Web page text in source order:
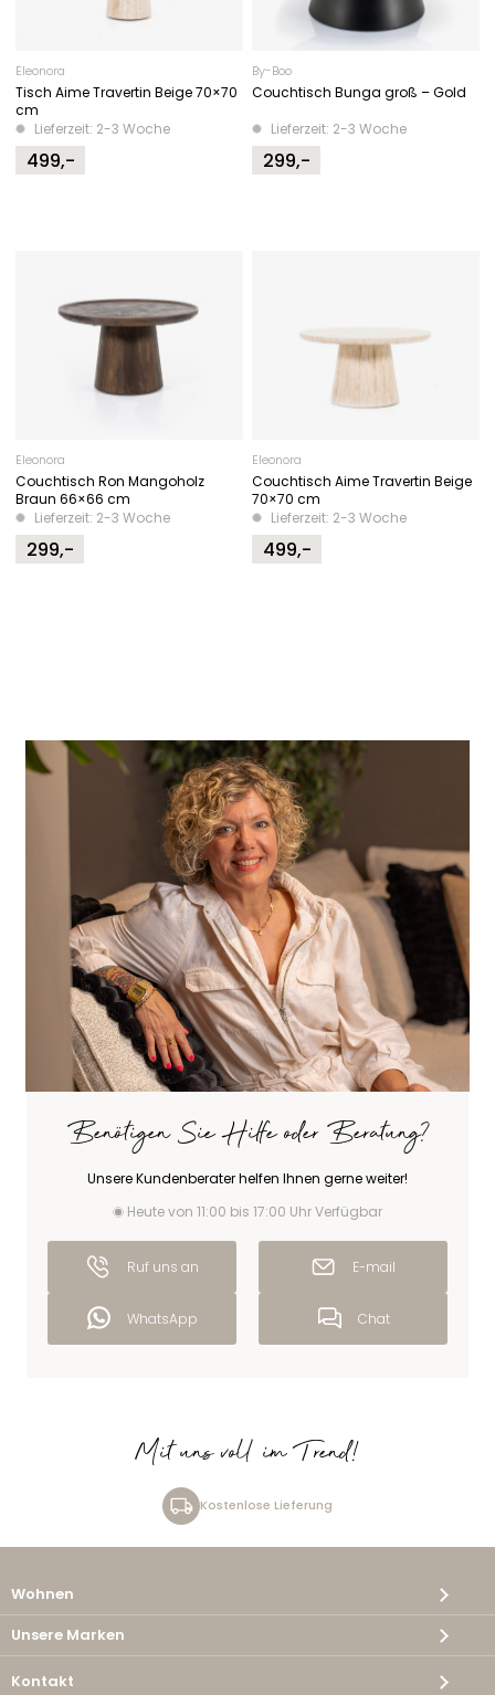
Eleonora
Tisch Aime Travertin Beige 70×70
cm
Lieferzeit: 2-3 Woche
499,-
By-Boo
Couchtisch Bunga groß – Gold
Lieferzeit: 2-3 Woche
299,-
Eleonora
Couchtisch Ron Mangoholz
Braun 66×66 cm
Lieferzeit: 2-3 Woche
299,-
Eleonora
Couchtisch Aime Travertin Beige
70×70 cm
Lieferzeit: 2-3 Woche
499,-
Benötigen Sie Hilfe oder Beratung?
Unsere Kundenberater helfen Ihnen gerne weiter!
Heute von 11:00 bis 17:00 Uhr Verfügbar
Ruf uns an E-mail
WhatsApp Chat
Mit uns voll im Trend!
Kostenlose Lieferung
Wohnen
Unsere Marken
Kontakt